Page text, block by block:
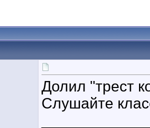
Долил "трест
Слушайте